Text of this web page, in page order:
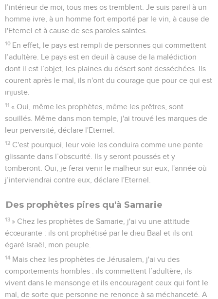
l’intérieur de moi, tous mes os tremblent. Je suis pareil à un
homme ivre, à un homme fort emporté par le vin, à cause de
l'Eternel et à cause de ses paroles saintes.
10 En effet, le pays est rempli de personnes qui commettent
l’adultère. Le pays est en deuil à cause de la malédiction
dont il est l’objet, les plaines du désert sont desséchées. Ils
courent après le mal, ils n'ont du courage que pour ce qui est
injuste.
11 « Oui, même les prophètes, même les prêtres, sont
souillés. Même dans mon temple, j'ai trouvé les marques de
leur perversité, déclare l'Eternel.
12 C'est pourquoi, leur voie les conduira comme une pente
glissante dans l’obscurité. Ils y seront poussés et y
tomberont. Oui, je ferai venir le malheur sur eux, l'année où
j’interviendrai contre eux, déclare l'Eternel.
Des prophètes pires qu'à Samarie
13 » Chez les prophètes de Samarie, j'ai vu une attitude
écœurante : ils ont prophétisé par le dieu Baal et ils ont
égaré Israël, mon peuple.
14 Mais chez les prophètes de Jérusalem, j'ai vu des
comportements horribles : ils commettent l’adultère, ils
vivent dans le mensonge et ils encouragent ceux qui font le
mal, de sorte que personne ne renonce à sa méchanceté. A